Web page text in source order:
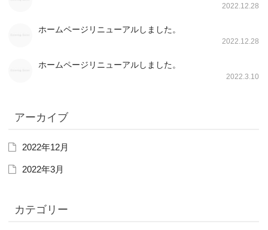
2022.12.28
ホームページリニューアルしました。
2022.12.28
ホームページリニューアルしました。
2022.3.10
アーカイブ
2022年12月
2022年3月
カテゴリー